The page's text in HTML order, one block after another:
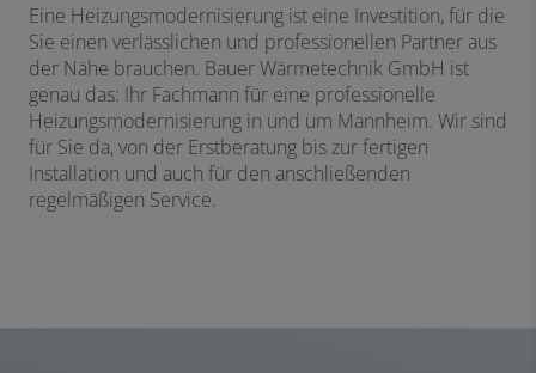
Eine Heizungsmodernisierung ist eine Investition, für die
Sie einen verlässlichen und professionellen Partner aus
der Nähe brauchen. Bauer Wärmetechnik GmbH ist
genau das: Ihr Fachmann für eine professionelle
Heizungsmodernisierung in und um Mannheim. Wir sind
für Sie da, von der Erstberatung bis zur fertigen
Installation und auch für den anschließenden
regelmäßigen Service.